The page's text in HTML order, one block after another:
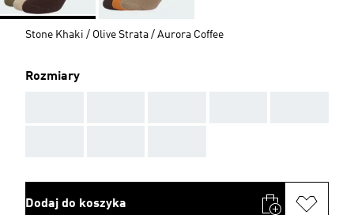
Stone Khaki / Olive Strata / Aurora Coffee
Rozmiary
Dodaj do koszyka